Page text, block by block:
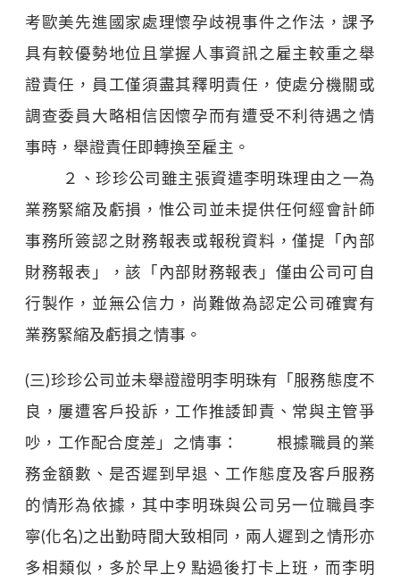
考歐美先進國家處理懷孕歧視事件之作法，課予
具有較優勢地位且掌握人事資訊之雇主較重之舉
證責任，員工僅須盡其釋明責任，使處分機關或
調查委員大略相信因懷孕而有遭受不利待遇之情
事時，舉證責任即轉換至雇主。
２、珍珍公司雖主張資遣李明珠理由之一為
業務緊縮及虧損，惟公司並未提供任何經會計師
事務所簽認之財務報表或報稅資料，僅提「內部
財務報表」，該「內部財務報表」僅由公司可自
行製作，並無公信力，尚難做為認定公司確實有
業務緊縮及虧損之情事。
(三)珍珍公司並未舉證證明李明珠有「服務態度不
良，屢遭客戶投訴，工作推諉卸責、常與主管爭
吵，工作配合度差」之情事： 根據職員的業
務金額數、是否遲到早退、工作態度及客戶服務
的情形為依據，其中李明珠與公司另一位職員李
寧(化名)之出勤時間大致相同，兩人遲到之情形亦
多相類似，多於早上9 點過後打卡上班，而李明